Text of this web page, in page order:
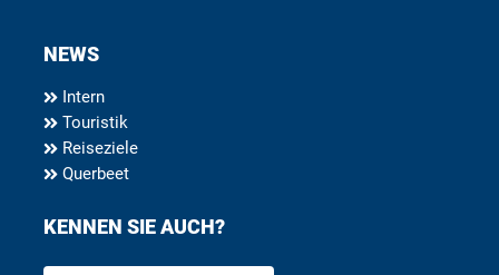
NEWS
Intern
Touristik
Reiseziele
Querbeet
KENNEN SIE AUCH?